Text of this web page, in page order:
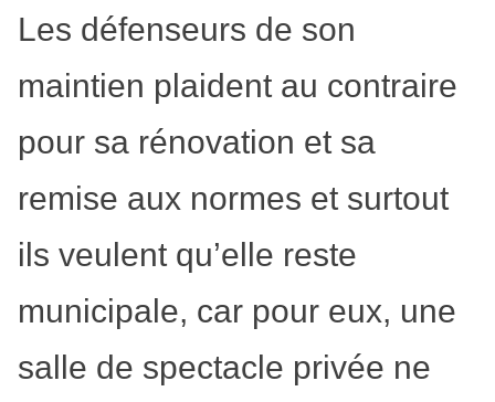
Les défenseurs de son
maintien plaident au contraire
pour sa rénovation et sa
remise aux normes et surtout
ils veulent qu’elle reste
municipale, car pour eux, une
salle de spectacle privée ne